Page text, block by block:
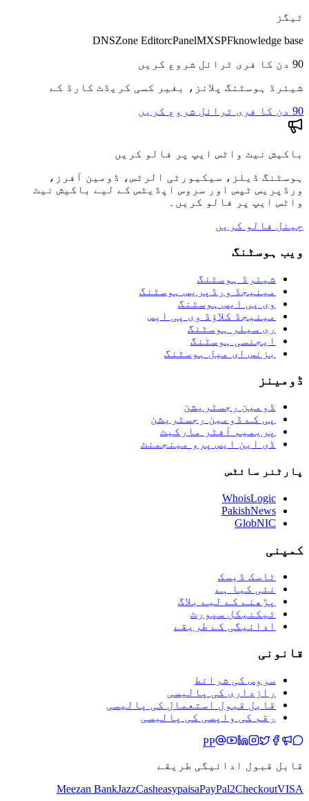
ٹیگز
DNSZone EditorcPanelMXSPFknowledge base
90 دن کا فری ٹرائل شروع کریں
شیئرڈ ہوسٹنگ پلانز، بغیر کسی کریڈٹ کارڈ کے
90 دن کا فری ٹرائل شروع کریں
باکیش نیٹ واٹس ایپ پر فالو کریں
ہوسٹنگ ڈیلز، سیکیورٹی الرٹس، ڈومین آفرز،
ورڈپریس ٹپس اور سروس اپڈیٹس کے لیے باکیش نیٹ
واٹس ایپ پر فالو کریں۔
چینل فالو کریں
ویب ہوسٹنگ
شیئرڈ ہوسٹنگ
مینیجڈ ورڈپریس ہوسٹنگ
وی پی ایس ہوسٹنگ
مینیجڈ کلاؤڈ وی پی ایس
ری سیلر ہوسٹنگ
ایجنسی ہوسٹنگ
بزنس ای میل ہوسٹنگ
ڈومینز
ڈومین رجسٹریشن
پی کے ڈومین رجسٹریشن
پریمیم آفٹر مارکیٹ
ڈی این ایس پرو مینجمنٹ
پارٹنر سائٹس
WhoisLogic
PakishNews
GlobNIC
کمپنی
ٹاسک ڈیسک
نئی کیا ہے
پڑھنے کے لیے بلاگ
ٹیکنیکل سپورٹ
ادائیگی کے طریقے
قانونی
سروس کی شرائط
رازداری کی پالیسی
قابل قبول استعمال کی پالیسی
رقم کی واپسی کی پالیسی
PP
قابل قبول ادائیگی طریقے
Meezan BankJazzCasheasypaisaPayPal2CheckoutVISA